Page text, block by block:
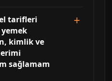
tarifleri
kimlik ve
sağlamam